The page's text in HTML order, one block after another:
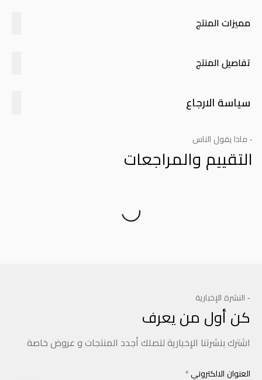
مميزات المنتج
تفاصيل المنتج
سياسة الارجاع
- ماذا يقول الناس
التقييم والمراجعات
- النشرة الإخبارية
كن أول من يعرف
اشترك بنشرتنا الإخبارية لتصلك أجدد المنتجات و عروض خاصة
العنوان الالكتروني *